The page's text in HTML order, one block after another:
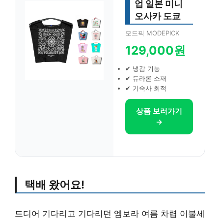
업 일본 미니
오사카 도쿄
모드픽 MODEPICK
129,000원
✔ 냉감 기능
✔ 듀라론 소재
✔ 기숙사 최적
상품 보러가기
→
택배 왔어요!
드디어 기다리고 기다리던 엠보라 여름 차렵 이불세